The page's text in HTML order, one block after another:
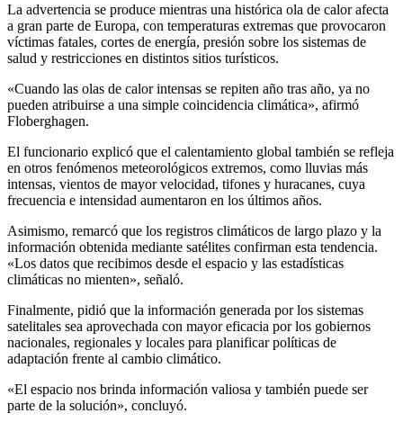
La advertencia se produce mientras una histórica ola de calor afecta
a gran parte de Europa, con temperaturas extremas que provocaron
víctimas fatales, cortes de energía, presión sobre los sistemas de
salud y restricciones en distintos sitios turísticos.
«Cuando las olas de calor intensas se repiten año tras año, ya no
pueden atribuirse a una simple coincidencia climática», afirmó
Floberghagen.
El funcionario explicó que el calentamiento global también se refleja
en otros fenómenos meteorológicos extremos, como lluvias más
intensas, vientos de mayor velocidad, tifones y huracanes, cuya
frecuencia e intensidad aumentaron en los últimos años.
Asimismo, remarcó que los registros climáticos de largo plazo y la
información obtenida mediante satélites confirman esta tendencia.
«Los datos que recibimos desde el espacio y las estadísticas
climáticas no mienten», señaló.
Finalmente, pidió que la información generada por los sistemas
satelitales sea aprovechada con mayor eficacia por los gobiernos
nacionales, regionales y locales para planificar políticas de
adaptación frente al cambio climático.
«El espacio nos brinda información valiosa y también puede ser
parte de la solución», concluyó.